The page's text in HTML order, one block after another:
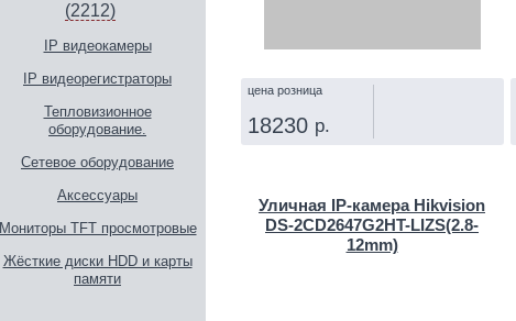
(2212)
IP видеокамеры
IP видеорегистраторы
Тепловизионное
оборудование.
Сетевое оборудование
Аксессуары
Мониторы TFT просмотровые
Жёсткие диски HDD и карты
памяти
цена розница
18230 р.
Уличная IP‑камера Hikvision
DS-2CD2647G2HT-LIZS(2.8-
12mm)